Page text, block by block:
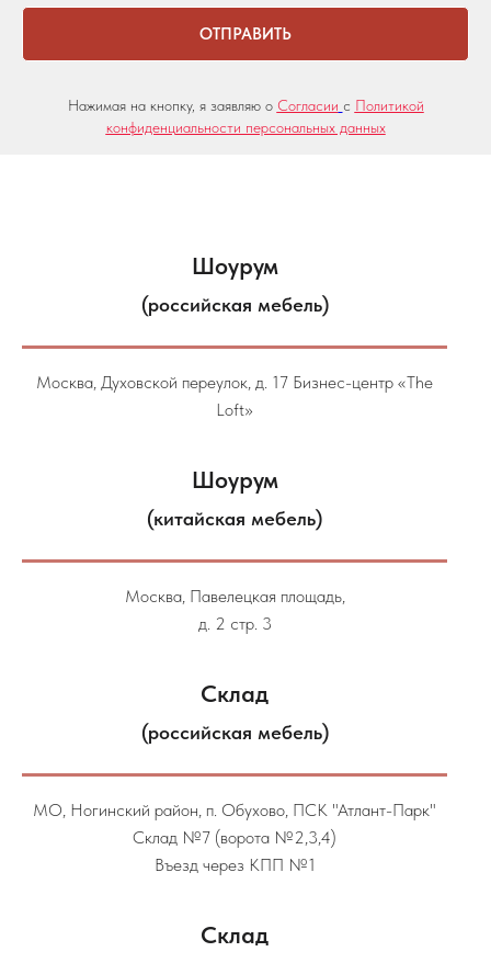
ОТПРАВИТЬ
Нажимая на кнопку, я заявляю о Согласии с Политикой
конфиденциальности персональных данных
Шоурум
(российская мебель)
Москва, Духовской переулок, д. 17 Бизнес-центр «The
Loft»
Шоурум
(китайская мебель)
Москва, Павелецкая площадь,
д. 2 стр. 3
Склад
(российская мебель)
МО, Ногинский район, п. Обухово, ПСК "Атлант-Парк"
Склад №7 (ворота №2,3,4)
Въезд через КПП №1
Склад